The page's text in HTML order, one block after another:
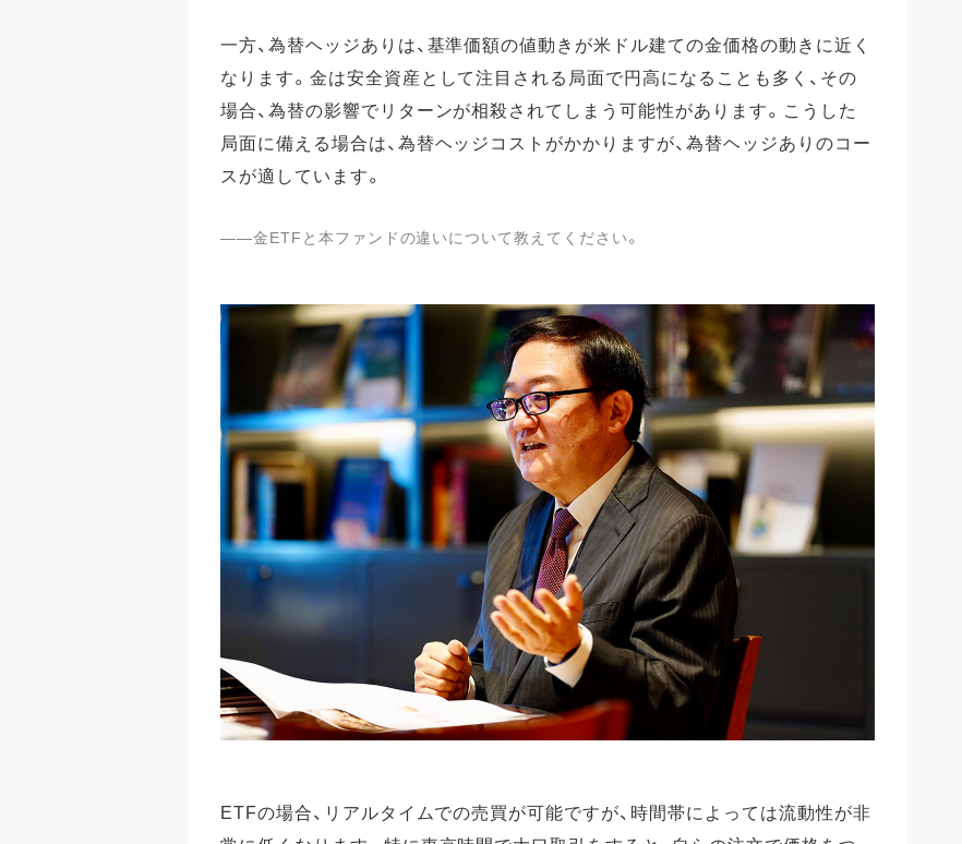
一方、為替ヘッジありは、基準価額の値動きが米ドル建ての金価格の動きに近く
なります。金は安全資産として注目される局面で円高になることも多く、その
場合、為替の影響でリターンが相殺されてしまう可能性があります。こうした
局面に備える場合は、為替ヘッジコストがかかりますが、為替ヘッジありのコー
スが適しています。
――金ETFと本ファンドの違いについて教えてください。
ETFの場合、リアルタイムでの売買が可能ですが、時間帯によっては流動性が非